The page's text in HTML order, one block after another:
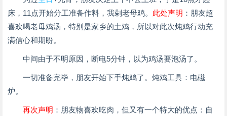
床，11点开始分工准备作料，我剁老母鸡。 此处声明 ：朋友超
喜欢喝老母鸡汤，特别是家乡的土鸡，所以对此次炖鸡行动充
满信心和期盼。
中间由于不明原因，断电5分钟，以为鸡汤要泡汤了。
一切准备完毕，朋友开始下手炖鸡了。炖鸡工具：电磁
炉。
再次声明 ：朋友物喜欢吃肉，但又有一个特大的优点：自